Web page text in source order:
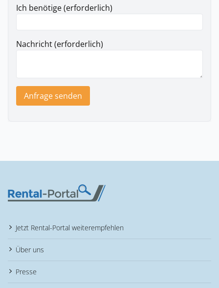
Ich benötige (erforderlich)
Nachricht (erforderlich)
Anfrage senden
Jetzt Rental-Portal weiterempfehlen
Über uns
Presse